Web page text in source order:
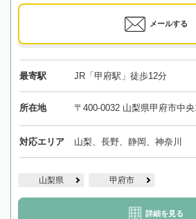
メールする
最寄駅 JR「甲府駅」徒歩12分
所在地 〒400-0032 山梨県甲府市中央
対応エリア 山梨、長野、静岡、神奈川
山梨県 甲府市
詳細を見る